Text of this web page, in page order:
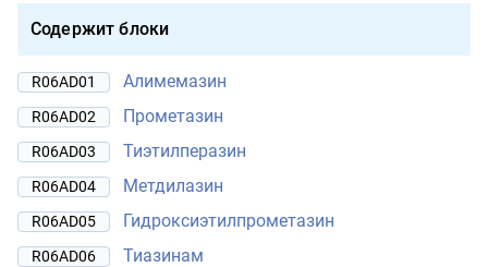
Содержит блоки
R06AD01 Алимемазин
R06AD02 Прометазин
R06AD03 Тиэтилперазин
R06AD04 Метдилазин
R06AD05 Гидроксиэтилпрометазин
R06AD06 Тиазинам